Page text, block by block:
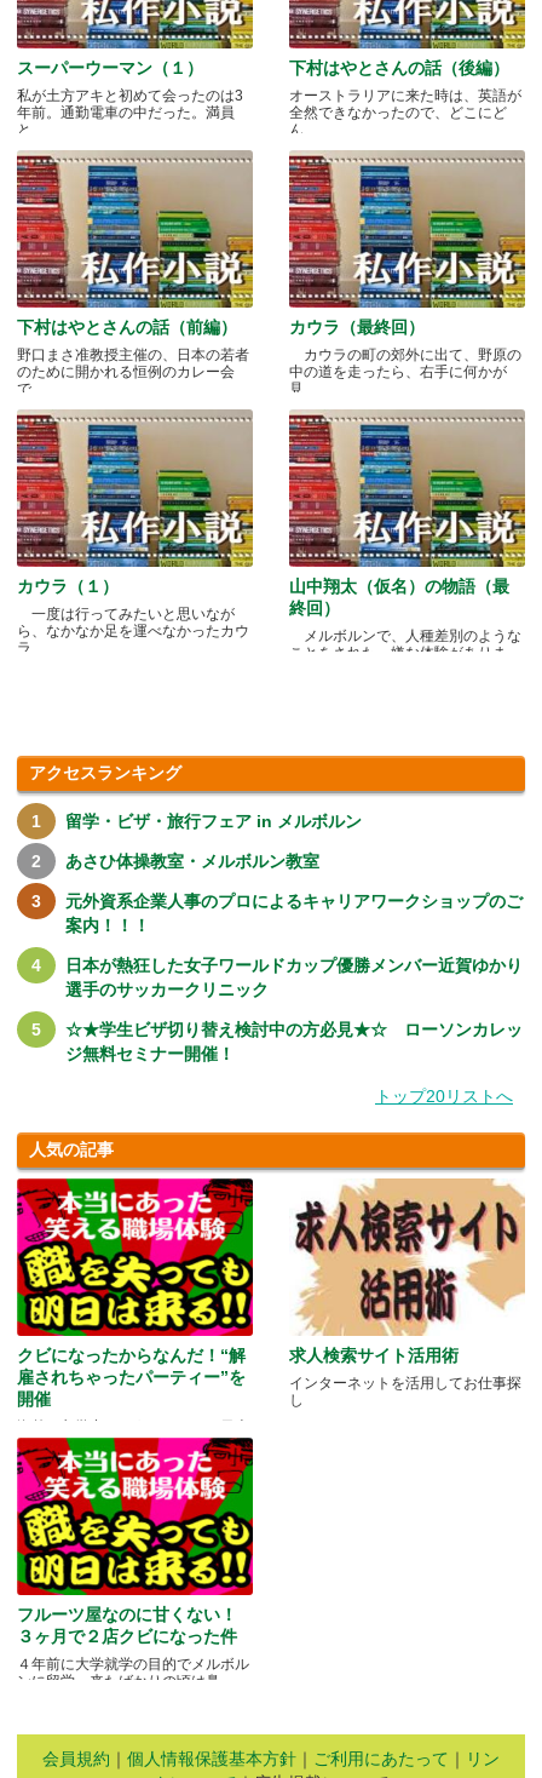
スーパーウーマン（１）
私が土方アキと初めて会ったのは3
年前。通勤電車の中だった。満員
と.....
下村はやとさんの話（後編）
オーストラリアに来た時は、英語が
全然できなかったので、どこにど
ん.....
下村はやとさんの話（前編）
野口まさ准教授主催の、日本の若者
のために開かれる恒例のカレー会
で.....
カウラ（最終回）
カウラの町の郊外に出て、野原の
中の道を走ったら、右手に何かが
見.....
カウラ（１）
一度は行ってみたいと思いなが
ら、なかなか足を運べなかったカウ
ラ.....
山中翔太（仮名）の物語（最
終回）
メルボルンで、人種差別のような
ことをされた、嫌な体験がありま
アクセスランキング
留学・ビザ・旅行フェア in メルボルン
あさひ体操教室・メルボルン教室
元外資系企業人事のプロによるキャリアワークショップのご
案内！！！
日本が熱狂した女子ワールドカップ優勝メンバー近賀ゆかり
選手のサッカークリニック
☆★学生ビザ切り替え検討中の方必見★☆ ローソンカレッ
ジ無料セミナー開催！
トップ20リストへ
人気の記事
クビになったからなんだ！“解
雇されちゃったパーティー”を
開催
にいる家族や友人と会う機会もな
か.....
求人検索サイト活用術
インターネットを活用してお仕事探
し
フルーツ屋なのに甘くない！
３ヶ月で２店クビになった件
４年前に大学就学の目的でメルボル
ンに留学。来たばかりの頃は鼻.....
会員規約 ｜ 個人情報保護基本方針 ｜ ご利用にあたって ｜ リン